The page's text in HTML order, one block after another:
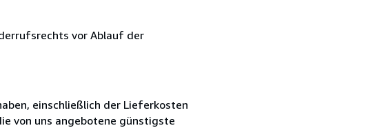
vor Ablauf der
einschließlich der Lieferkosten
von uns angebotene günstigste